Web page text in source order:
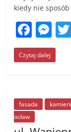
kiedy nie
F
a
c
b
o
o
M
e
ss
n
g
er
Czytaj dalej
fasada
ocław